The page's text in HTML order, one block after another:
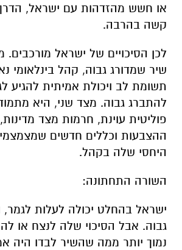
או חשש מהזדהות עם ישראל,
קשה בהרבה.
לכן הסיכויים של ישראל
שיר שמדורג גבוה, קהל בינלאומי
תשומת לב ויכולת אמיתית להגיע
להתברג גבוה. מצד שני, היא
פוליטית עוינת, חרמות מצד
ההצבעות וכללים חדשים
היחסי שלה בקהל.
השורה התחתונה:
ישראל בהחלט יכולה לעלות לגמר,
גבוה. אבל הסיכוי שלה לנצח או
נמוך יותר ממה שהשיר לבדו היה